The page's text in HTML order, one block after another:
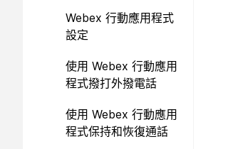
Webex 行動應用程式
設定
使用 Webex 行動應用
程式撥打外撥電話
使用 Webex 行動應用
程式保持和恢復通話